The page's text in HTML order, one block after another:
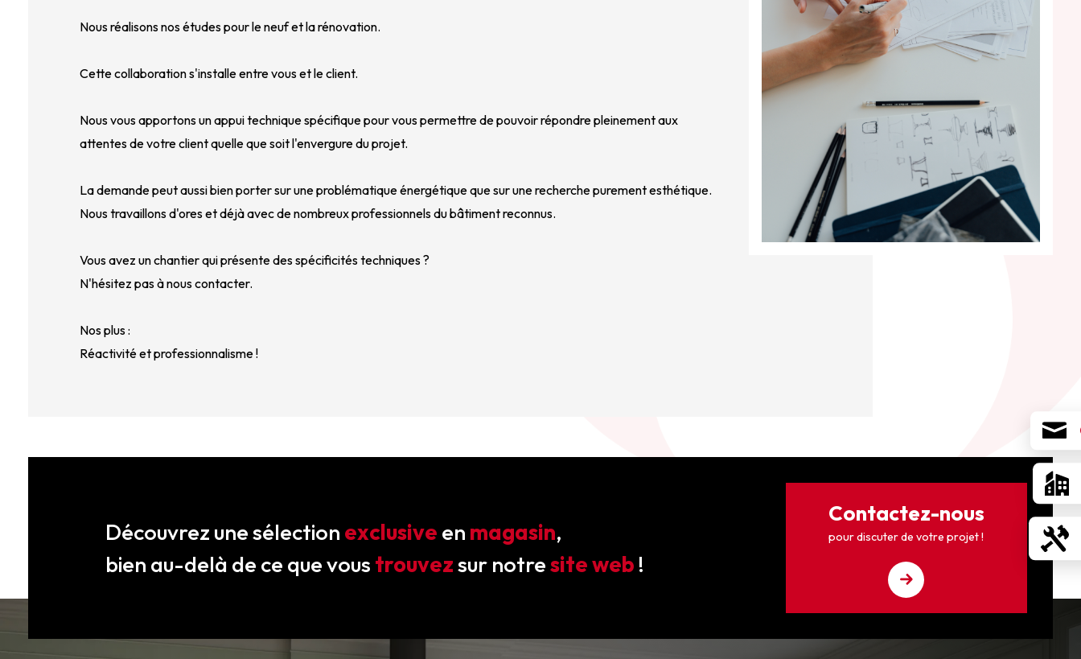
Nous réalisons nos études pour le neuf et la rénovation.
Cette collaboration s'installe entre vous et le client.
Nous vous apportons un appui technique spécifique pour vous permettre de pouvoir répondre pleinement aux
attentes de votre client quelle que soit l'envergure du projet.
La demande peut aussi bien porter sur une problématique énergétique que sur une recherche purement esthétique.
Nous travaillons d'ores et déjà avec de nombreux professionnels du bâtiment reconnus.
Vous avez un chantier qui présente des spécificités techniques ?
N'hésitez pas à nous contacter.
Nos plus :
Réactivité et professionnalisme !
Découvrez une sélection exclusive en magasin,
bien au-delà de ce que vous trouvezsur notresite web !
Contactez-nous
pour discuter de votre projet !